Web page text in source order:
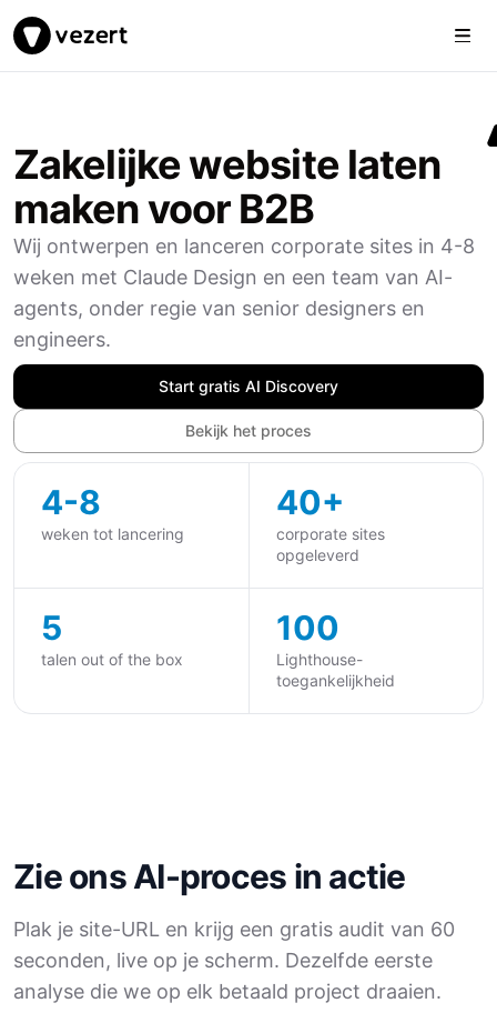
Vezert
Zakelijke website laten
maken voor B2B
Wij ontwerpen en lanceren corporate sites in 4-8
weken met Claude Design en een team van AI-
agents, onder regie van senior designers en
engineers.
Start gratis AI Discovery
Bekijk het proces
4-8
weken tot lancering
40+
corporate sites
opgeleverd
5
talen out of the box
100
Lighthouse-
toegankelijkheid
Zie ons AI-proces in actie
Plak je site-URL en krijg een gratis audit van 60
seconden, live op je scherm. Dezelfde eerste
analyse die we op elk betaald project draaien.